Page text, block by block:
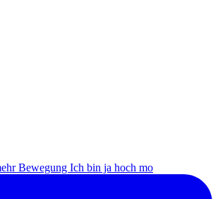
Bewegung Ich bin ja hoch mo